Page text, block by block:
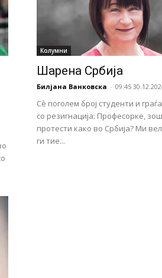
Колумни
Шарена Србија
Билјана Ванковска - 09:45
Сè поголем број студенти и
со резигнација: Професорке,
протести како во Србија? Ми
ги тие...